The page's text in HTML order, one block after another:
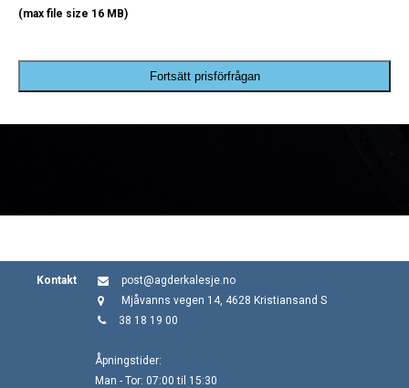
(max file size 16 MB)
Fortsätt prisförfrågan
Kontakt
post@agderkalesje.no
Mjåvanns vegen 14, 4628 Kristiansand S
38 18 19 00
Åpningstider:
Man - Tor: 07:00 til 15:30